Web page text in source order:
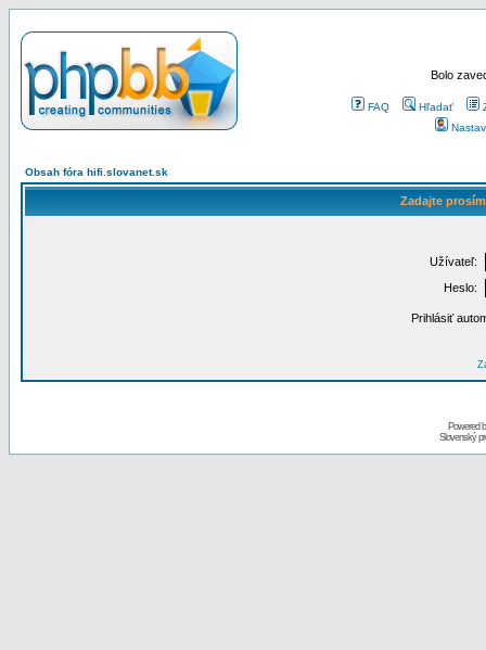
Bolo
FAQ Hľadať
Obsah fóra hifi.slovanet.sk
Zadajte
Užívateľ:
Heslo:
Prihlásiť
Powered
Slovenský